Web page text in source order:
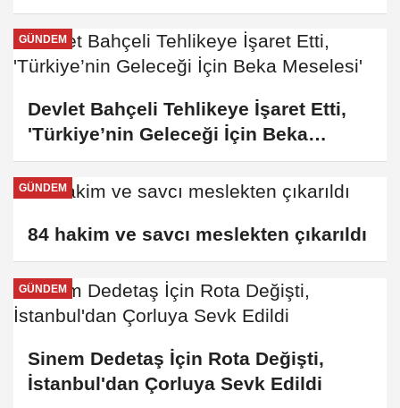
GÜNDEM
Devlet Bahçeli Tehlikeye İşaret Etti,
'Türkiye’nin Geleceği İçin Beka
Meselesi'
GÜNDEM
84 hakim ve savcı meslekten çıkarıldı
GÜNDEM
Sinem Dedetaş İçin Rota Değişti,
İstanbul'dan Çorluya Sevk Edildi